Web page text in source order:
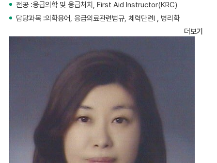
전공 :응급의학 및 응급처치, First Aid Instructor(KRC)
담당과목 :의학용어, 응급의료관련법규, 체력단련I , 병리학
더보기